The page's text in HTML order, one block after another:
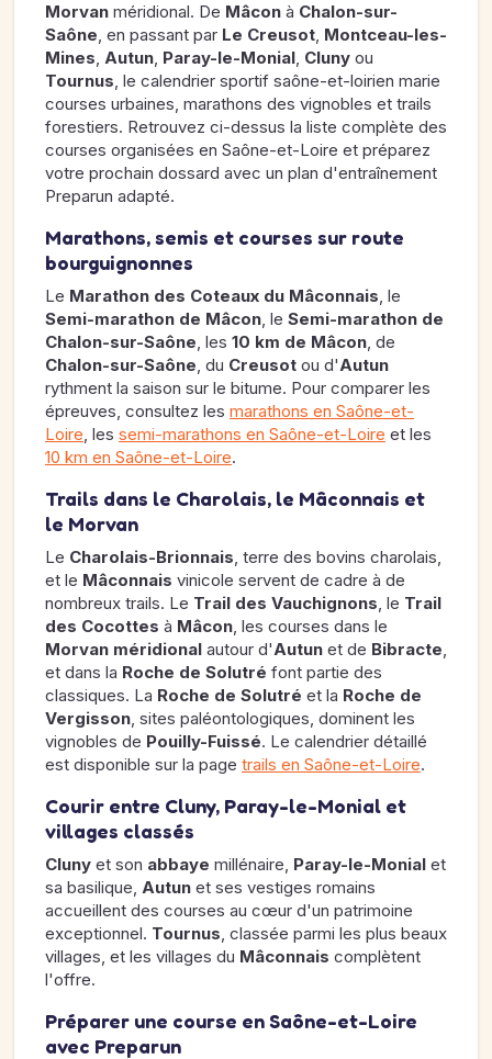
Morvan méridional. De Mâcon à Chalon-sur-
Saône, en passant par Le Creusot, Montceau-les-
Mines, Autun, Paray-le-Monial, Cluny ou
Tournus, le calendrier sportif saône-et-loirien marie
courses urbaines, marathons des vignobles et trails
forestiers. Retrouvez ci-dessus la liste complète des
courses organisées en Saône-et-Loire et préparez
votre prochain dossard avec un plan d'entraînement
Preparun adapté.
Marathons, semis et courses sur route
bourguignonnes
Le Marathon des Coteaux du Mâconnais, le
Semi-marathon de Mâcon, le Semi-marathon de
Chalon-sur-Saône, les 10 km de Mâcon, de
Chalon-sur-Saône, du Creusot ou d'Autun
rythment la saison sur le bitume. Pour comparer les
épreuves, consultez les marathons en Saône-et-
Loire, les semi-marathons en Saône-et-Loire et les
10 km en Saône-et-Loire.
Trails dans le Charolais, le Mâconnais et
le Morvan
Le Charolais-Brionnais, terre des bovins charolais,
et le Mâconnais vinicole servent de cadre à de
nombreux trails. Le Trail des Vauchignons, le Trail
des Cocottes à Mâcon, les courses dans le
Morvan méridional autour d'Autun et de Bibracte,
et dans la Roche de Solutré font partie des
classiques. La Roche de Solutré et la Roche de
Vergisson, sites paléontologiques, dominent les
vignobles de Pouilly-Fuissé. Le calendrier détaillé
est disponible sur la page trails en Saône-et-Loire.
Courir entre Cluny, Paray-le-Monial et
villages classés
Cluny et son abbaye millénaire, Paray-le-Monial et
sa basilique, Autun et ses vestiges romains
accueillent des courses au cœur d'un patrimoine
exceptionnel. Tournus, classée parmi les plus beaux
villages, et les villages du Mâconnais complètent
l'offre.
Préparer une course en Saône-et-Loire
avec Preparun